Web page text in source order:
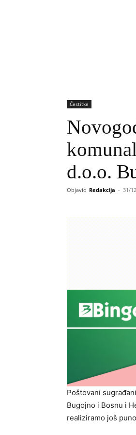
Čestitke
d.o.o.
Objavio Redakcija - 31/
Poštovani
Bugojno i Bosnu i
realiziramo još